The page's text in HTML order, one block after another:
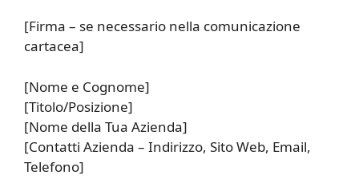
[Firma – se necessario nella comunicazione
cartacea]
[Nome e Cognome]
[Titolo/Posizione]
[Nome della Tua Azienda]
[Contatti Azienda – Indirizzo, Sito Web, Email,
Telefono]